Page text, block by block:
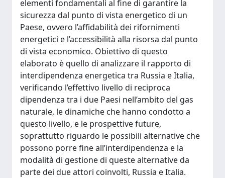
elementi fondamentali al fine di garantire la
sicurezza dal punto di vista energetico di un
Paese, ovvero l’affidabilità dei rifornimenti
energetici e l’accessibilità alla risorsa dal punto
di vista economico. Obiettivo di questo
elaborato è quello di analizzare il rapporto di
interdipendenza energetica tra Russia e Italia,
verificando l’effettivo livello di reciproca
dipendenza tra i due Paesi nell’ambito del gas
naturale, le dinamiche che hanno condotto a
questo livello, e le prospettive future,
soprattutto riguardo le possibili alternative che
possono porre fine all’interdipendenza e la
modalità di gestione di queste alternative da
parte dei due attori coinvolti, Russia e Italia.